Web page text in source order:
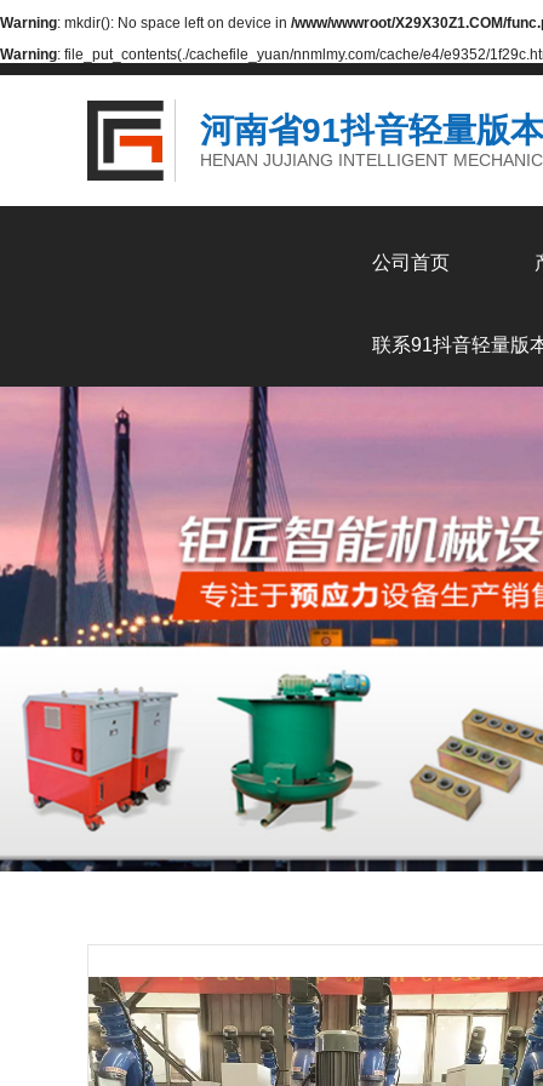
Warning: mkdir(): No space left on device in /www/wwwroot/X29X30Z1.COM/
Warning: file_put_contents(./cachefile_yuan/nnmlmy.com/cache/e4/e9352/
河南省91抖音轻量版
HENAN JUJIANG INTELLIGENT
公司首页
联系91抖音轻量版